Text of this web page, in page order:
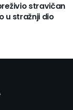
stravičan
u stražnji dio